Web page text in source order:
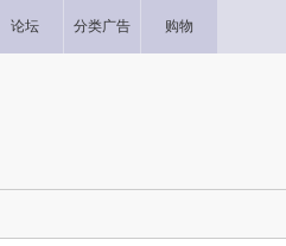
论坛 分类广告 购物